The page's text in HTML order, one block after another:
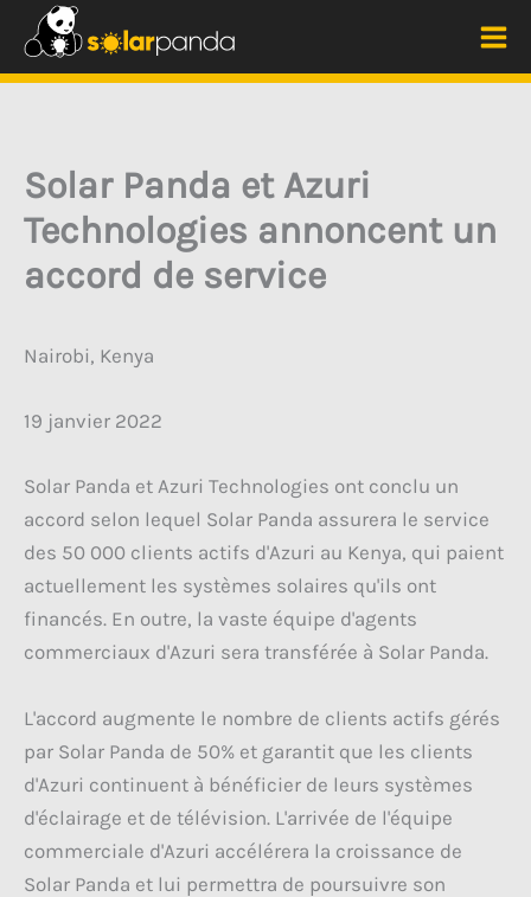
Aller
contenu
Solar Panda et Azuri
Technologies annoncent un
accord de service
Nairobi, Kenya
19 janvier 2022
Solar Panda et Azuri Technologies ont conclu un
accord selon lequel Solar Panda assurera le service
des 50 000 clients actifs d'Azuri au Kenya, qui paient
actuellement les systèmes solaires qu'ils ont
financés. En outre, la vaste équipe d'agents
commerciaux d'Azuri sera transférée à Solar Panda.
L'accord augmente le nombre de clients actifs gérés
par Solar Panda de 50% et garantit que les clients
d'Azuri continuent à bénéficier de leurs systèmes
d'éclairage et de télévision. L'arrivée de l'équipe
commerciale d'Azuri accélérera la croissance de
Solar Panda et lui permettra de poursuivre son